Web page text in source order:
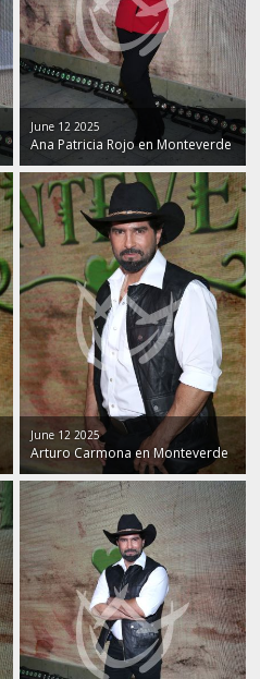
June 12 2025
Ana Patricia Rojo en Monteverde
June 12 2025
Arturo Carmona en Monteverde